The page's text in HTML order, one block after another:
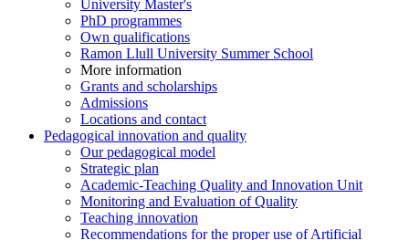
University Master's
PhD programmes
Own qualifications
Ramon Llull University Summer School
More information
Grants and scholarships
Admissions
Locations and contact
Pedagogical innovation and quality
Our pedagogical model
Strategic plan
Academic-Teaching Quality and Innovation Unit
Monitoring and Evaluation of Quality
Teaching innovation
Recommendations for the proper use of Artificial